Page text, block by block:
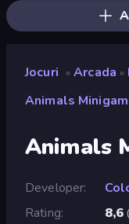
Jocuri » Arcada »
Animals
Animals
Developer
Rating
8,6 (